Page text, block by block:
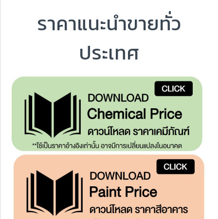
ราคาแนะนำขายทั่ว
ประเทศ